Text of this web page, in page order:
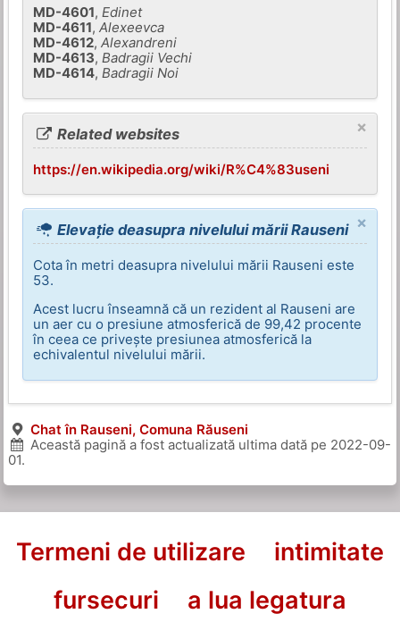
MD-4601,Edinet
MD-4611,Alexeevca
MD-4612,Alexandreni
MD-4613,Badragii Vechi
MD-4614,Badragii Noi
×
Related websites
https://en.wikipedia.org/wiki/R%C4%83useni
×
Elevație deasupra nivelului mării Rauseni
Cota în metri deasupra nivelului mării Rauseni este
53.
Acest lucru înseamnă că un rezident al Rauseni are
un aer cu o presiune atmosferică de 99,42 procente
în ceea ce privește presiunea atmosferică la
echivalentul nivelului mării.
Chat în Rauseni, Comuna Răuseni
Această pagină a fost actualizată ultima dată pe 2022-09-
01.
Termeni de utilizare
intimitate
fursecuri
a lua legatura